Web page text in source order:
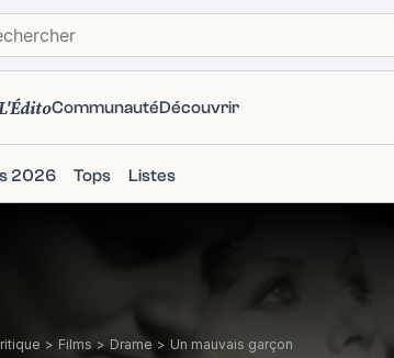
CommunautéDécouvrir
2026 Tops Listes
> Films > Drame > Un mauvais garçon